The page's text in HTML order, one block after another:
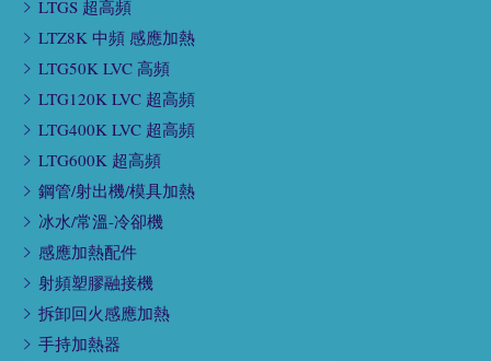
LTGS 超高頻
LTZ8K 中頻 感應加熱
LTG50K LVC 高頻
LTG120K LVC 超高頻
LTG400K LVC 超高頻
LTG600K 超高頻
鋼管/射出機/模具加熱
冰水/常溫-冷卻機
感應加熱配件
射頻塑膠融接機
拆卸回火感應加熱
手持加熱器